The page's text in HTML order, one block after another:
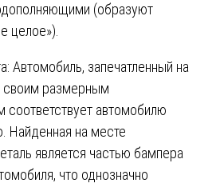
(образуют
целое»).
Автомобиль, запечатленный на
своим размерным
соответствует автомобилю
Найденная на месте
является частью бампера
что однозначно